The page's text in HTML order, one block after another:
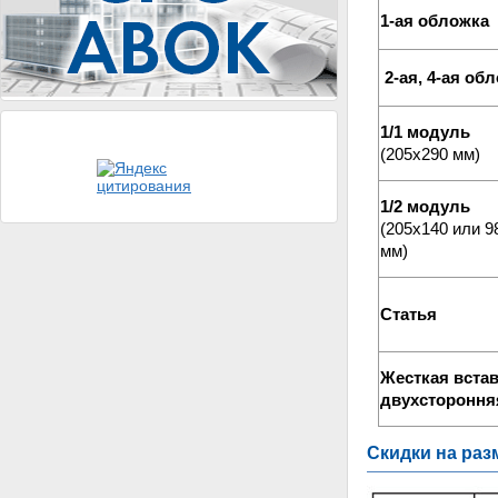
1-ая обложка
2-ая, 4-ая
1/1 модуль
(205х290 мм)
1/2 модуль
(205х140 или
мм)
Статья
Жесткая
Скидки на